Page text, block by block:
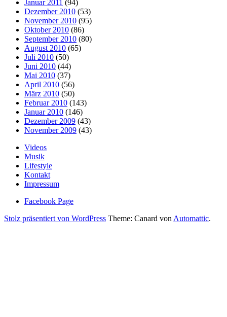
Januar 2011 (94)
Dezember 2010 (53)
November 2010 (95)
Oktober 2010 (86)
September 2010 (80)
August 2010 (65)
Juli 2010 (50)
Juni 2010 (44)
Mai 2010 (37)
April 2010 (56)
März 2010 (50)
Februar 2010 (143)
Januar 2010 (146)
Dezember 2009 (43)
November 2009 (43)
Videos
Musik
Lifestyle
Kontakt
Impressum
Facebook Page
Stolz präsentiert von WordPress Theme: Canard von Automattic.